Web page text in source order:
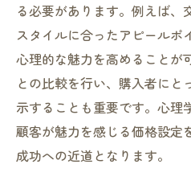
る必要があります。例えば、
スタイルに合ったアピールポ
心理的な魅力を高めることが
との比較を行い、購入者にと
示することも重要です。心理
顧客が魅力を感じる価格設定
成功への近道となります。